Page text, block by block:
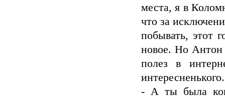
места, я в
что за
побывать, этот
новое. Но Антон
полез в
интересненького.
- А ты была